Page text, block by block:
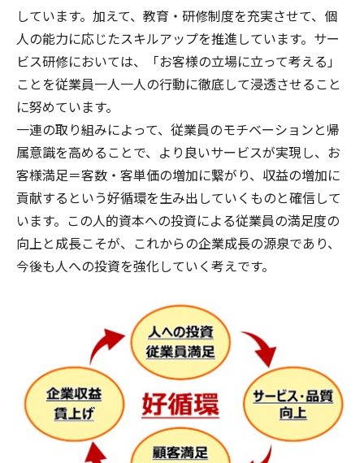
しています。加えて、教育・研修制度を充実させて、個
人の能力に応じたスキルアップを推進しています。サー
ビス研修においては、「お客様の立場に立って考える」
ことを従業員一人一人の行動に徹底して浸透させること
に努めています。
一連の取り組みによって、従業員のモチベーションと帰
属意識を高めることで、より良いサービスが実現し、お
客様満足＝客数・客単価の増加に繋がり、収益の増加に
貢献するという好循環を生み出していくものと確信して
います。この人的資本への投資による従業員の満足度の
向上と成長こそが、これからの企業成長の源泉であり、
今後も人への投資を強化していく考えです。